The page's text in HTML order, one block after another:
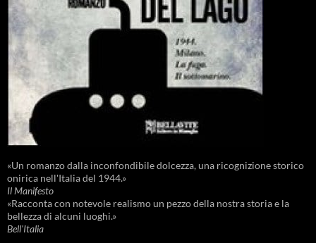
«Un romanzo dalla inconfondibile dolcezza, una ricognizione storico
onirica nell'Italia del 1944.»
Il Manifesto
«Racconta con notevole realismo un pezzo della nostra storia e la
bellezza di alcuni luoghi.»
Bell'Italia